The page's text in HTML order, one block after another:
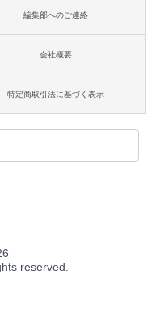
編集部へのご連絡
会社概要
特定商取引法に基づく表示
reserved.